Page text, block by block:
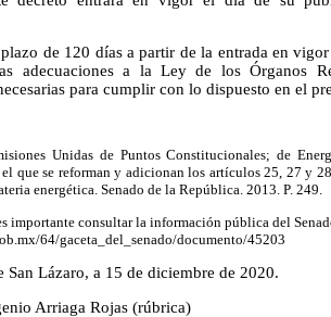
de 120 días a partir de la entrada en
adecuaciones a la Ley de los Órganos
para cumplir con lo dispuesto en el
Unidas de Puntos Constitucionales; de
que se reforman y adicionan los artículos 25, 27 y
energética. Senado de la República. 2013. P. 249.
importante consultar la información pública del
64/gaceta_del_senado/documento/45203
San Lázaro, a 15 de diciembre de 2020.
Arriaga Rojas (rúbrica)